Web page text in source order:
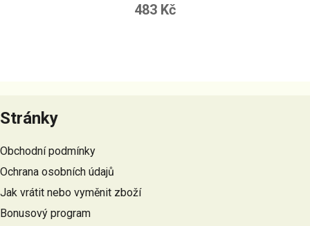
483 Kč
á
p
a
t
í
Stránky
Obchodní podmínky
Ochrana osobních údajů
Jak vrátit nebo vyměnit zboží
Bonusový program